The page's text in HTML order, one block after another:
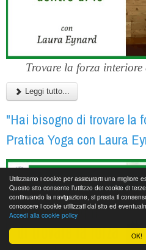
OK!
Utilizziamo i cookie per assicurarti una migliore
Questo sito consente l’utilizzo dei cookie di
continuando la navigazione, si presta il
conoscere i cookie utilizzati dal sito ed
Accedi alla cookie policy
Trovare la forza
Leggi tutto...
"Hai bisogno di trovare la
Pratica Yoga con Laura